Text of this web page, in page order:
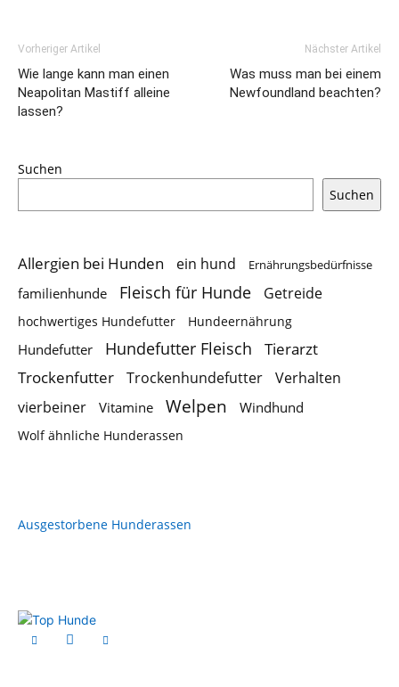
Vorheriger Artikel
Wie lange kann man einen
Neapolitan Mastiff alleine
lassen?
Nächster Artikel
Was muss man bei einem
Newfoundland beachten?
Suchen
Suchen
Allergien bei Hunden ein hund Ernährungsbedürfnisse
familienhunde Fleisch für Hunde Getreide
hochwertiges Hundefutter Hundeernährung
Hundefutter Hundefutter Fleisch
Tierarzt
Trockenfutter
Trockenhundefutter
Verhalten
vierbeiner
Vitamine Welpen Windhund
Wolf ähnliche Hunderassen
Ausgestorbene Hunderassen